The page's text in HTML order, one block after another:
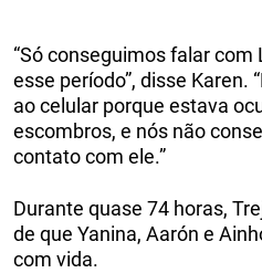
“Só conseguimos falar
esse período”, disse Karen.
ao celular porque estava
escombros, e nós não
contato com ele.”
Durante quase 74 horas,
de que Yanina, Aarón e
com vida.